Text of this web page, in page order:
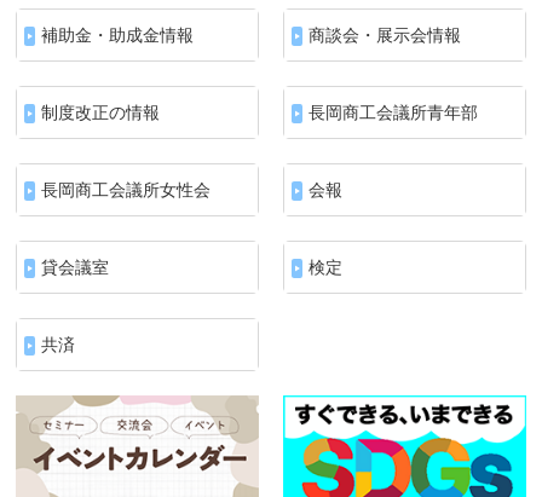
補助金・助成金情報 商談会・展示会情報
制度改正の情報 長岡商工会議所青年部
長岡商工会議所女性会 会報
貸会議室 検定
共済